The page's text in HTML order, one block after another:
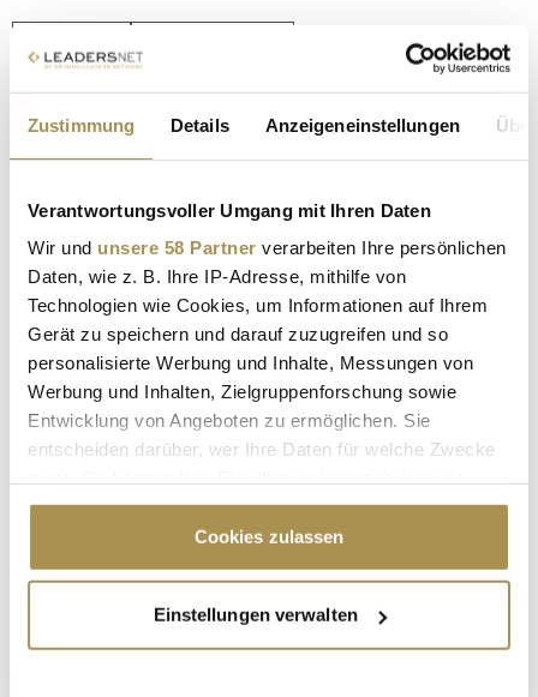
Zustimmung Details Anzeigeneinstellungen
Verantwortungsvoller Umgang mit Ihren Daten
Wir und unsere 58 Partner verarbeiten Ihre persönlichen
Daten, wie z. B. Ihre IP-Adresse, mithilfe von
Technologien wie Cookies, um Informationen auf Ihrem
Gerät zu speichern und darauf zuzugreifen und so
personalisierte Werbung und Inhalte, Messungen von
Werbung und Inhalten, Zielgruppenforschung sowie
Entwicklung von Angeboten zu ermöglichen. Sie
entscheiden darüber, wer Ihre Daten für welche Zwecke
Cookie-Erklärung oder durch Klicken auf das Privacy
Trigger Symbol ändern oder widerrufen
Informationen über Ihre geografische Lage
erfassen, welche bis auf einige Meter genau sein
Cookies zulassen
Einstellungen verwalten
INTERNATIONALE FILMFESTSPIELE FATHERLAND
AUGUST DIEHL KINO
WELTPREMIERE PREMIERE THOMAS MANN
BILDER FOTOS GALERIE
ROTER TEPPICH LENA GERCKE
FRAUKE LUDOWIG
Autor:*